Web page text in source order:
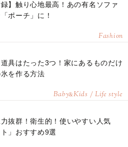
録】触り心地最高！あの有名ソファ
ポーチ」に！
Fashion
道具はたった3つ！家にあるものだけ
を作る方法
Baby&Kids / Life style
抜群！衛生的！使いやすい人気
ト」おすすめ9選